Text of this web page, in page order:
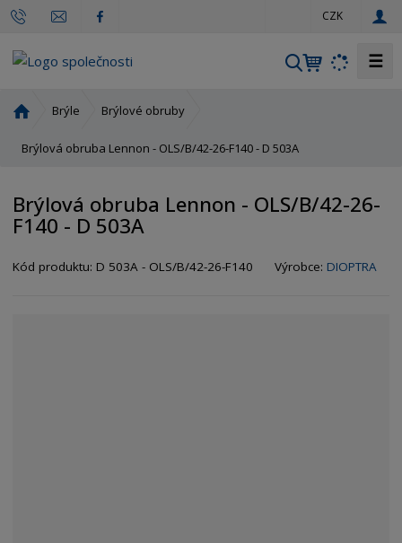
CZK
V
a
t
☰
o
í
s
r
Brýle Brýlové obruby
Brýlová obruba Lennon - OLS/B/42-26-F140 - D 503A
Brýlová obruba Lennon - OLS/B/42-26-
F140 - D 503A
Kód produktu: D 503A - OLS/B/42-26-F140 Výrobce: DIOPTRA